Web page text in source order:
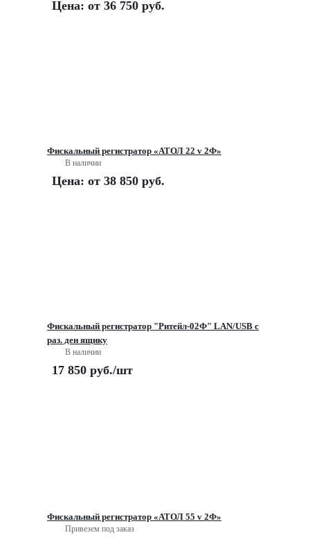
Цена: от 36 750 руб.
Фискальный регистратор «АТОЛ 22 v 2Ф»
В наличии
Цена: от 38 850 руб.
Фискальный регистратор "Ритейл-02Ф" LAN/USB с
раз. ден ящику
В наличии
17 850 руб./шт
Фискальный регистратор «АТОЛ 55 v 2Ф»
Привезем под заказ